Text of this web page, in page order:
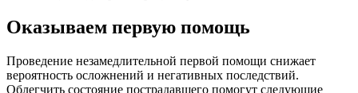
Оказываем первую помощь
Проведение незамедлительной первой помощи снижает
вероятность осложнений и негативных последствий.
Облегчить состояние пострадавшего помогут следующие